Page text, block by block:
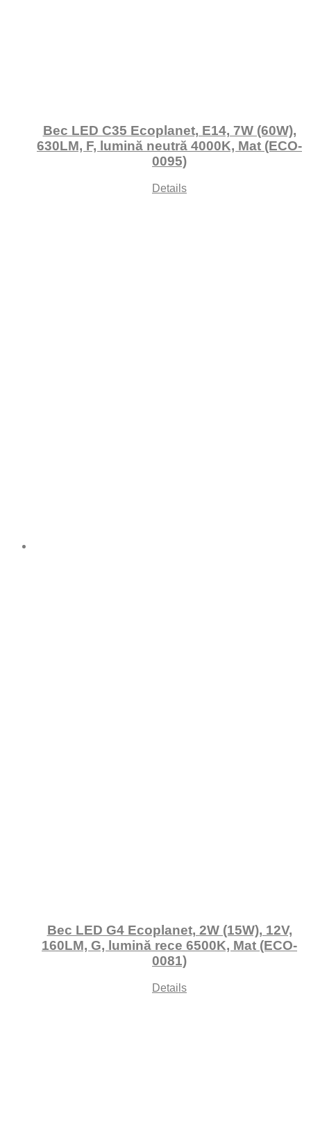
Bec LED C35 Ecoplanet, E14, 7W (60W),
630LM, F, lumină neutră 4000K, Mat (ECO-
0095)
Details
Bec LED G4 Ecoplanet, 2W (15W), 12V,
160LM, G, lumină rece 6500K, Mat (ECO-
0081)
Details